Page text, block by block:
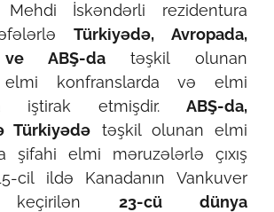
Mehdi İskəndərli rezidentura
Türkiyədə, Avropada,
ABŞ-datəşkil olunan
elmi konfranslarda və elmi
iştirak etmişdir. ABŞ-da,
Türkiyədə təşkil olunan elmi
şifahi elmi məruzələrlə çıxış
cil ildə Kanadanın Vankuver
keçirilən 23-cü dünya